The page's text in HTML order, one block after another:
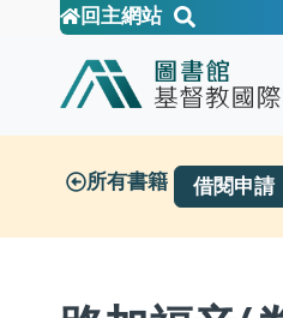
回主網站
所有書籍 借閱申請